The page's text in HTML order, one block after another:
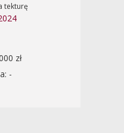
tekturę
zł
-